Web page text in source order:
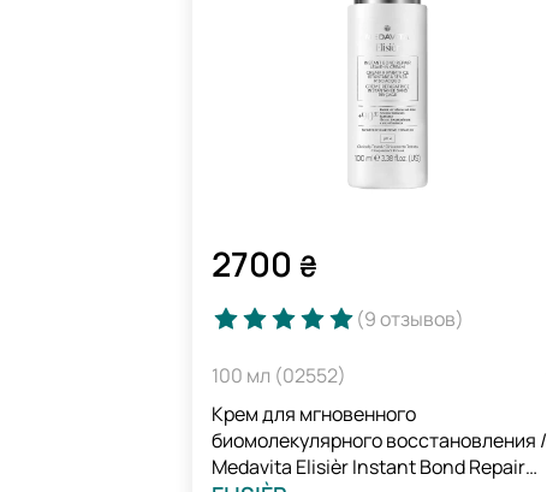
2700 ₴
(9отзывов)
100 мл (02552)
Крем для мгновенного
биомолекулярного восстановления /
Medavita Elisièr Instant Bond Repair